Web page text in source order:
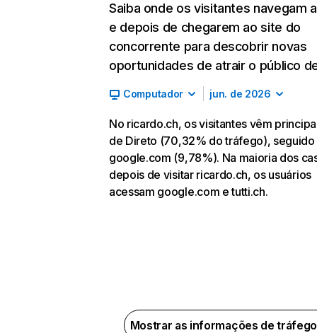
Saiba onde os visitantes navegam
e depois de chegarem ao site do
concorrente para descobrir novas
oportunidades de atrair o público
Computador jun. de 2026
No ricardo.ch, os visitantes vêm
de Direto (70,32% do tráfego),
google.com (9,78%). Na maioria dos
depois de visitar ricardo.ch, os usuários
acessam google.com e tutti.ch.
Mostrar as informações de